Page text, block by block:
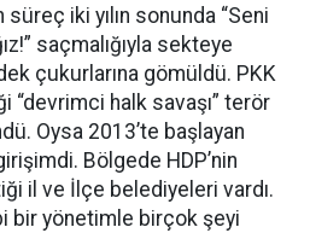
iki yılın sonunda “Seni
saçmalığıyla sekteye
çukurlarına gömüldü. PKK
“devrimci halk savaşı” terör
Oysa 2013’te başlayan
Bölgede HDP’nin
il ve İlçe belediyeleri vardı.
bir yönetimle birçok şeyi